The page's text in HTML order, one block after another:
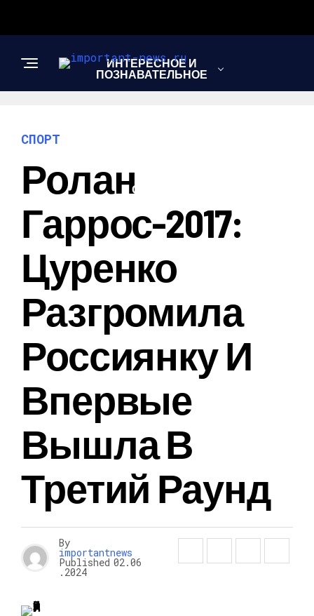
ИНТЕРЕСНОЕ И
ПОЗНАВАТЕЛЬНОЕ
СПОРТ
СПОРТ
Ролан
Гаррос-2017:
Цуренко
Разгромила
Россиянку И
Впервые
Вышла В
Третий Раунд
By
importantnews
Published 02.06
.2024